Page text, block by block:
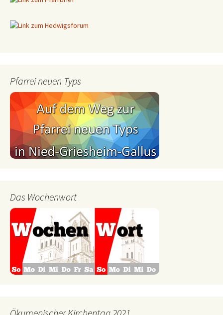
Pfarrei neuen Typs
Das Wochenwort